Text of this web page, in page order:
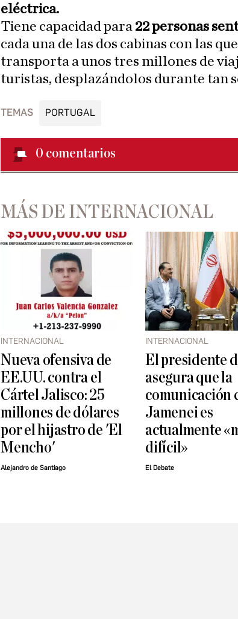
eléctrica.
Tiene capacidad para 22 personas
cada una de las dos cabinas con las
transporta a unos tres millones de
turistas, desplazándolos durante tan
TEMAS PORTUGAL
0 comentarios
MÁS DE INTERNACIONAL
INTERNACIONAL
Nueva ofensiva de
EE.UU. contra el
Cártel Jalisco: 25
millones de dólares
por el hijastro de 'El
Mencho'
Alejandro de Santiago
INTERNACIONAL
El presidente
asegura que la
comunicación
Jamenei es
actualmente
difícil»
El Debate